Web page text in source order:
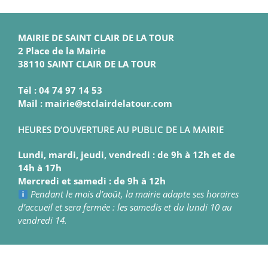
MAIRIE DE SAINT CLAIR DE LA TOUR
2 Place de la Mairie
38110 SAINT CLAIR DE LA TOUR
Tél : 04 74 97 14 53
Mail : mairie@stclairdelatour.com
HEURES D’OUVERTURE AU PUBLIC DE LA MAIRIE
Lundi, mardi, jeudi, vendredi : de 9h à 12h et de
14h à 17h
Mercredi et samedi : de 9h à 12h
Pendant le mois d’août, la mairie adapte ses horaires
d’accueil et sera fermée : les samedis et du lundi 10 au
vendredi 14.